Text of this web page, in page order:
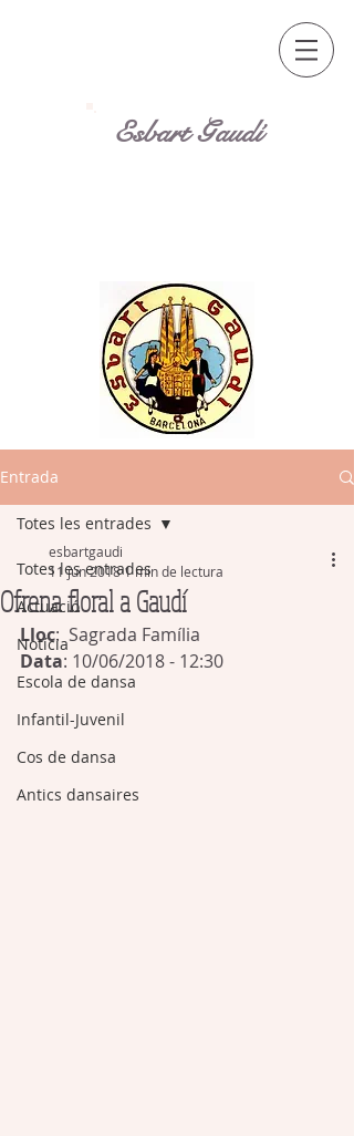
Esbart Gaudí
Entrada
Totes les entrades
Actuació
Notícia
Escola de dansa
Infantil-Juvenil
Cos de dansa
Antics dansaires
Totes les entrades
Ofrena floral a Gaudí
esbartgaudi
11 jun 2018 1 min de lectura
Lloc:  Sagrada Família
Data: 10/06/2018 - 12:30